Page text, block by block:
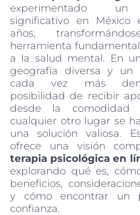
experimentado un
significativo en México
años,
herramienta
a la salud mental. En
geografía diversa y
cada vez más
posibilidad de recibir
desde la
cualquier otro lugar se
una solución valiosa.
ofrece una visión
terapia psicológica en
explorando qué es,
beneficios,
y cómo encontrar un
confianza.